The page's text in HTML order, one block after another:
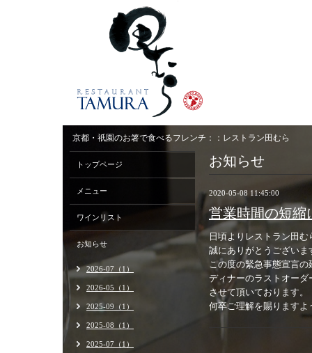
京都・祇園のお箸で食べるフレンチ：：レストラン田むら
お知らせ
2020-05-08 11:45:00
営業時間の短縮
日頃よりレストラン田む
誠にありがとうございま
この度の緊急事態宣言の
ディナーのラストオーダ
させて頂いております。
何卒ご理解を賜ります
トップページ
メニュー
ワインリスト
お知らせ
2026-07（1）
2026-05（1）
2025-09（1）
2025-08（1）
2025-07（1）